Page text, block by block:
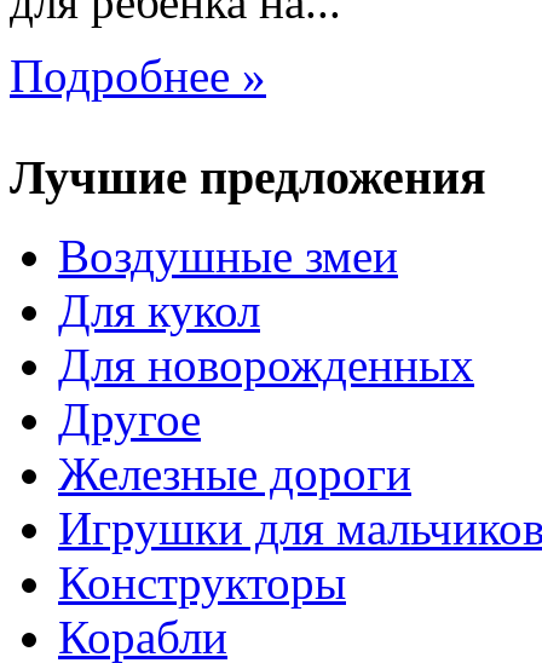
Подробнее »
Лучшие предложения
Воздушные змеи
Для кукол
Для новорожденных
Другое
Железные дороги
Игрушки для
Конструкторы
Корабли